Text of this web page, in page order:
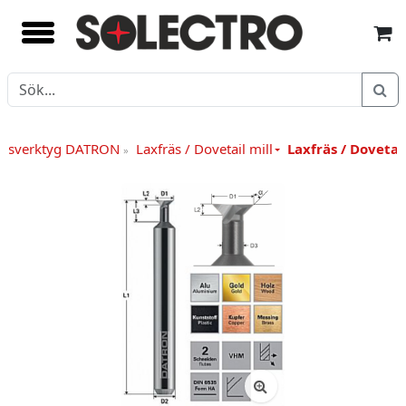
DATRON » Laxfräs / Dovetail mill Laxfräs /